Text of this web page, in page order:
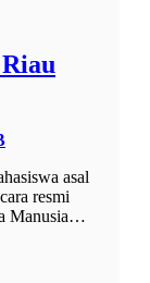
asal
resmi
Manusia…